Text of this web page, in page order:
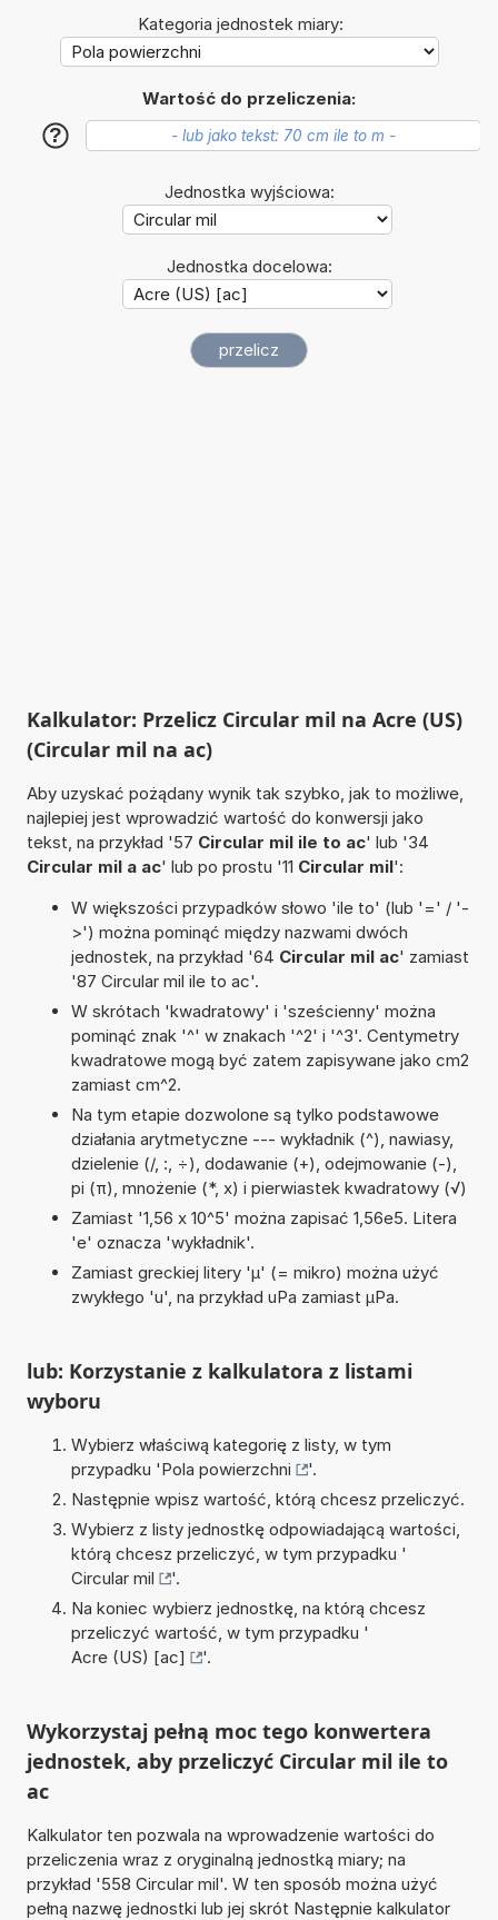
Kategoria jednostek miary:
Wartość do przeliczenia:
?
Jednostka wyjściowa:
Jednostka docelowa:
Kalkulator: Przelicz Circular mil na Acre (US)
(Circular mil na ac)
Aby uzyskać pożądany wynik tak szybko, jak to możliwe,
najlepiej jest wprowadzić wartość do konwersji jako
tekst, na przykład '57 Circular mil ile to ac' lub '34
Circular mil a ac' lub po prostu '11 Circular mil':
W większości przypadków słowo 'ile to' (lub '=' / '-
>') można pominąć między nazwami dwóch
jednostek, na przykład '64 Circular mil ac' zamiast
'87 Circular mil ile to ac'.
W skrótach 'kwadratowy' i 'sześcienny' można
pominąć znak '^' w znakach '^2' i '^3'. Centymetry
kwadratowe mogą być zatem zapisywane jako cm2
zamiast cm^2.
Na tym etapie dozwolone są tylko podstawowe
działania arytmetyczne --- wykładnik (^), nawiasy,
dzielenie (/, :, ÷), dodawanie (+), odejmowanie (-),
pi (π), mnożenie (*, x) i pierwiastek kwadratowy (√)
Zamiast '1,56 x 10^5' można zapisać 1,56e5. Litera
'e' oznacza 'wykładnik'.
Zamiast greckiej litery 'µ' (= mikro) można użyć
zwykłego 'u', na przykład uPa zamiast µPa.
lub: Korzystanie z kalkulatora z listami
wyboru
Wybierz właściwą kategorię z listy, w tym
przypadku 'Pola powierzchni
'.
Następnie wpisz wartość, którą chcesz przeliczyć.
Wybierz z listy jednostkę odpowiadającą wartości,
którą chcesz przeliczyć, w tym przypadku '
Circular mil
'.
Na koniec wybierz jednostkę, na którą chcesz
przeliczyć wartość, w tym przypadku '
Acre (US) [ac]
'.
Wykorzystaj pełną moc tego konwertera
jednostek, aby przeliczyć Circular mil ile to
ac
Kalkulator ten pozwala na wprowadzenie wartości do
przeliczenia wraz z oryginalną jednostką miary; na
przykład '558 Circular mil'. W ten sposób można użyć
pełną nazwę jednostki lub jej skrót Następnie kalkulator